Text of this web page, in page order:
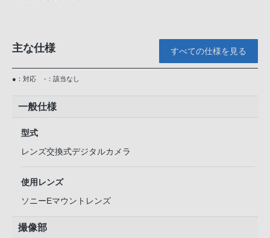
主な仕様 すべての仕様を見る
●：対応 -：該当なし
一般仕様
型式
レンズ交換式デジタルカメラ
使用レンズ
ソニーEマウントレンズ
撮像部